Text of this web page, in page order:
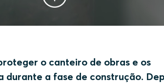
o canteiro de obras e os
durante a fase de construção.